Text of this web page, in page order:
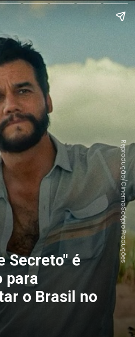
Secreto" é
para
o Brasil no
Reprodução/CinemaScópio Produções